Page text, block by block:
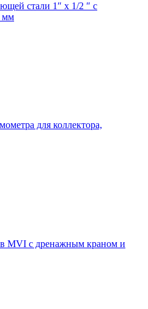
стали 1″ x 1/2 ″ с
мм
для коллектора,
MVI c дренажным краном и